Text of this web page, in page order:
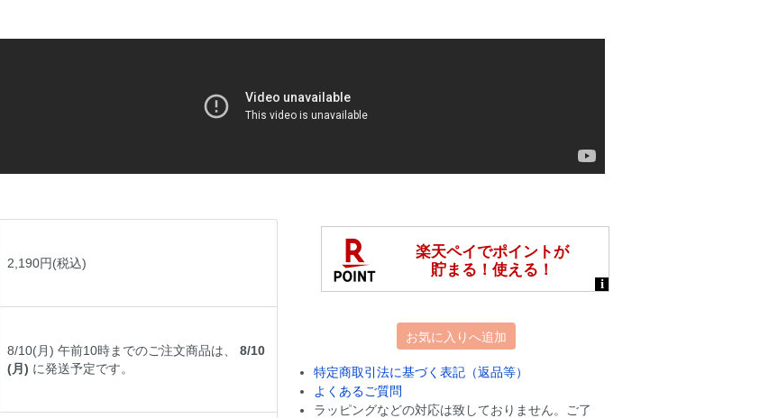
2,190円(税込)
8/10(月) 午前10時までのご注文商品は、8/10
(月) に発送予定です。
お気に入りへ追加
特定商取引法に基づく表記（返品等）
よくあるご質問
ラッピングなどの対応は致しておりません。ご了